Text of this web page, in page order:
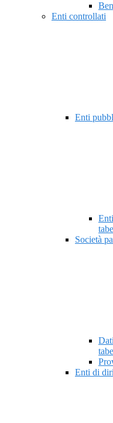
Enti controllati
Enti
Società
Enti di